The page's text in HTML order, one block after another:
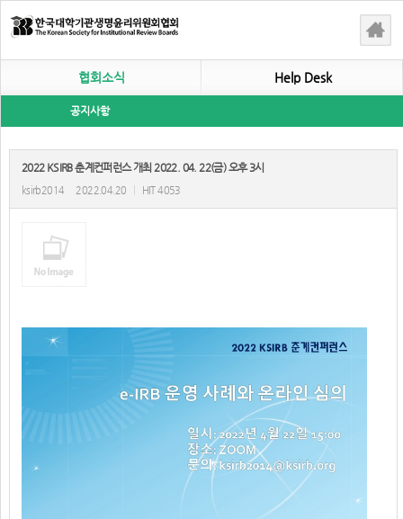
협회소식 Help Desk
공지사항
2022 KSIRB 춘계컨퍼런스 개최 2022. 04. 22(금) 오후 3시
ksirb2014 2022.04.20 HIT 4053